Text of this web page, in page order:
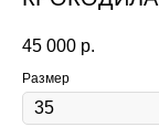
45 000 р.
Размер